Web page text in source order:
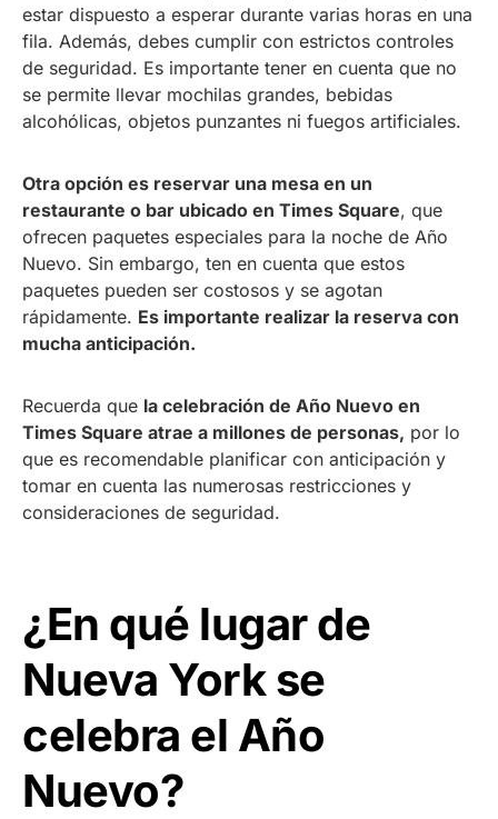
estar dispuesto a esperar durante varias horas en una
fila. Además, debes cumplir con estrictos controles
de seguridad. Es importante tener en cuenta que no
se permite llevar mochilas grandes, bebidas
alcohólicas, objetos punzantes ni fuegos artificiales.
Otra opción es reservar una mesa en un
restaurante o bar ubicado en Times Square, que
ofrecen paquetes especiales para la noche de Año
Nuevo. Sin embargo, ten en cuenta que estos
paquetes pueden ser costosos y se agotan
rápidamente. Es importante realizar la reserva con
mucha anticipación.
Recuerda que la celebración de Año Nuevo en
Times Square atrae a millones de personas, por lo
que es recomendable planificar con anticipación y
tomar en cuenta las numerosas restricciones y
consideraciones de seguridad.
¿En qué lugar de
Nueva York se
celebra el Año
Nuevo?